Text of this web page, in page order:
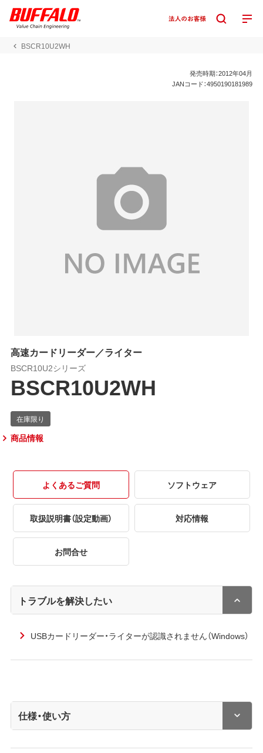
BSCR10U2WH
発売時期：2012年04月
JANコード：4950190181989
高速カードリーダー／ライター
BSCR10U2シリーズ
BSCR10U2WH
商品情報
よくあるご質問 ソフトウェア
取扱説明書（設定動画） 対応情報
お問合せ
トラブルを解決したい
USBカードリーダー・ライターが認識されません（Windows）
仕様・使い方